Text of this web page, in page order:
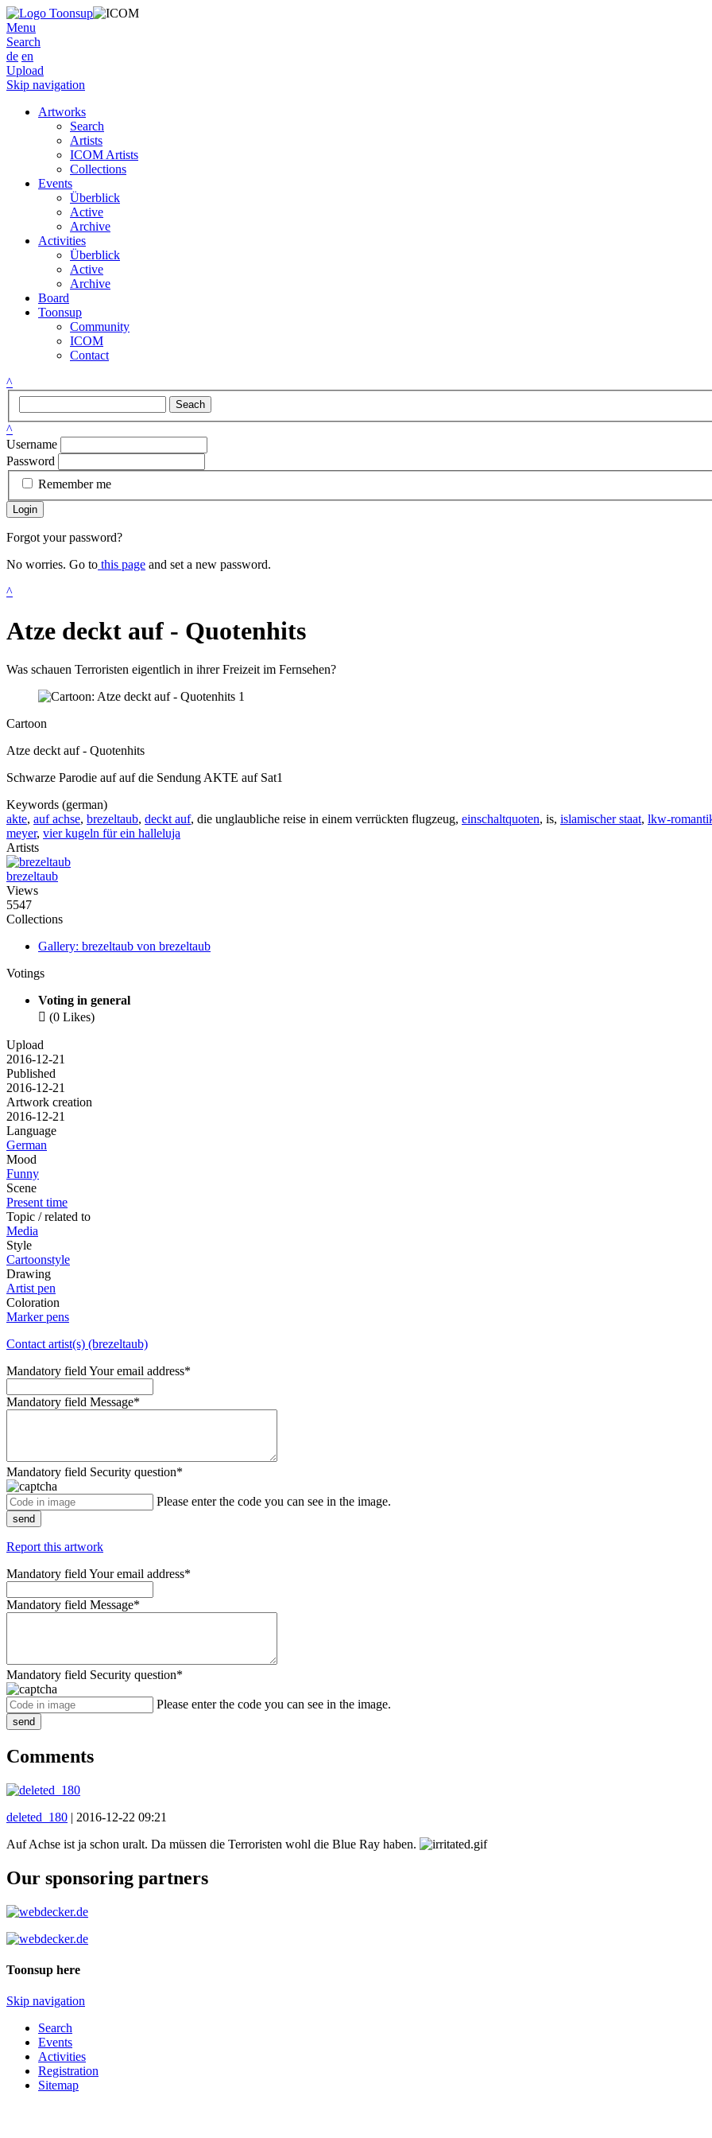
Menu
Search
de en
Upload
Skip navigation
Artworks
Search
Artists
ICOM Artists
Collections
Events
Überblick
Active
Archive
Activities
Überblick
Active
Archive
Board
Toonsup
Community
ICOM
Contact
^
Seach
^
Username
Password
Remember me
Login
Forgot your password?
No worries. Go to this page and set a new password.
^
Atze deckt auf - Quotenhits
Was schauen Terroristen eigentlich in ihrer Freizeit im Fernsehen?
Cartoon
Atze deckt auf - Quotenhits
Schwarze Parodie auf auf die Sendung AKTE auf Sat1
Keywords (german)
akte, auf achse, brezeltaub, deckt auf, die unglaubliche reise in einem verrückten flugzeug, einschaltquoten, is, islamischer staat, lkw-
meyer, vier kugeln für ein halleluja
Artists
brezeltaub
Views
5547
Collections
Gallery: brezeltaub von brezeltaub
Votings
Voting in general
 (0 Likes)
Upload
2016-12-21
Published
2016-12-21
Artwork creation
2016-12-21
Language
German
Mood
Funny
Scene
Present time
Topic / related to
Media
Style
Cartoonstyle
Drawing
Artist pen
Coloration
Marker pens
Contact artist(s) (brezeltaub)
Mandatory field Your email address*
Mandatory field Message*
Mandatory field Security question*
Please enter the code you can see in the image.
send
Report this artwork
Mandatory field Your email address*
Mandatory field Message*
Mandatory field Security question*
Please enter the code you can see in the image.
send
Comments
deleted_180 | 2016-12-22 09:21
Auf Achse ist ja schon uralt. Da müssen die Terroristen wohl die Blue Ray haben.
Our sponsoring partners
Toonsup here
Skip navigation
Search
Events
Activities
Registration
Sitemap